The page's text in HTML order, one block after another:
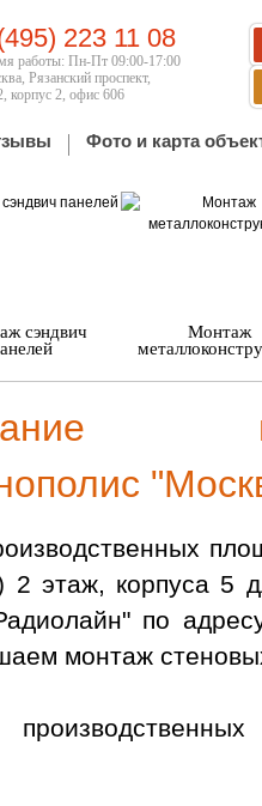
223 11 08
работы: Пн-Пт 09:00-17:00
Рязанский проспект,
корпус 2, офис 606
Фото и карта
сэндвич
Монтаж
этаж, корпуса 5
по
монтаж